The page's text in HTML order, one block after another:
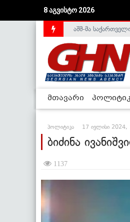
8 აგვისტო 2026
საქართველოს დე-
აშშ-მა
მთავარი
პოლიტიკა 17 ივლისი 2024,
ბიძინა
1137